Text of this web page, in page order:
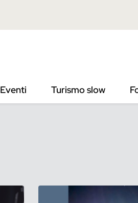
Eventi Turismo slow